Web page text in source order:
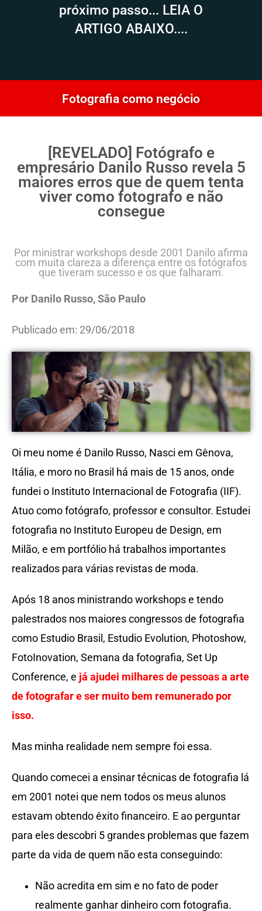
próximo passo... LEIA O
ARTIGO ABAIXO....
Fotografia como negócio
[REVELADO] Fotógrafo e
empresário Danilo Russo revela 5
maiores erros que de quem tenta
viver como fotografo e não
consegue
Por ministrar workshops desde 2001 Danilo afirma
com muita clareza a diferença entre os fotógrafos
que tiveram sucesso e os que falharam.
Por Danilo Russo, São Paulo
Publicado em: 29/06/2018
Oi meu nome é Danilo Russo, Nasci em Gênova,
Itália, e moro no Brasil há mais de 15 anos, onde
fundei o Instituto Internacional de Fotografia (IIF).
Atuo como fotógrafo, professor e consultor. Estudei
fotografia no Instituto Europeu de Design, em
Milão, e em portfólio há trabalhos importantes
realizados para várias revistas de moda.
Após 18 anos ministrando workshops e tendo
palestrados nos maiores congressos de fotografia
como Estudio Brasil, Estudio Evolution, Photoshow,
FotoInovation, Semana da fotografia, Set Up
Conference, e já ajudei milhares de pessoas a arte
de fotografar e ser muito bem remunerado por
isso.
Mas minha realidade nem sempre foi essa.
Quando comecei a ensinar técnicas de fotografia lá
em 2001 notei que nem todos os meus alunos
estavam obtendo êxito financeiro. E ao perguntar
para eles descobri 5 grandes problemas que fazem
parte da vida de quem não esta conseguindo:
Não acredita em sim e no fato de poder
realmente ganhar dinheiro com fotografia.